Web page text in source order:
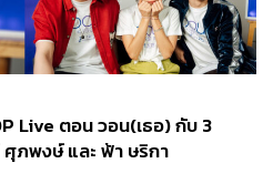
Live ตอน วอน(เธอ) กับ 3
ภพงษ์ และ ฟ้า ษริกา